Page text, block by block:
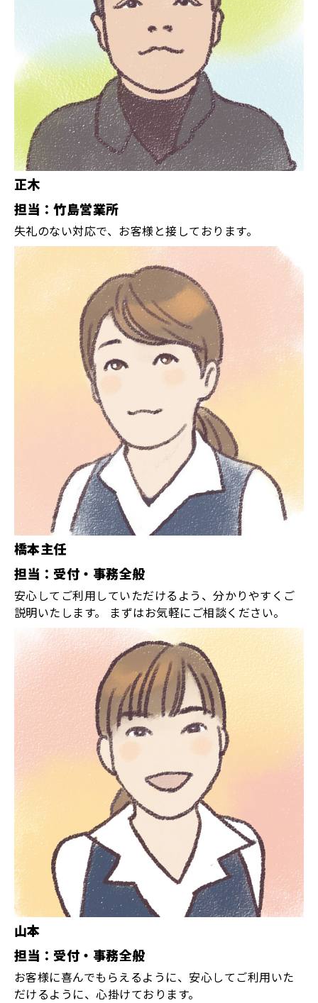
正木
担当：竹島営業所
失礼のない対応で、お客様と接しております。
橋本主任
担当：受付・事務全般
安心してご利用していただけるよう、分かりやすくご
説明いたします。 まずはお気軽にご相談ください。
山本
担当：受付・事務全般
お客様に喜んでもらえるように、安心してご利用いた
だけるように、心掛けております。